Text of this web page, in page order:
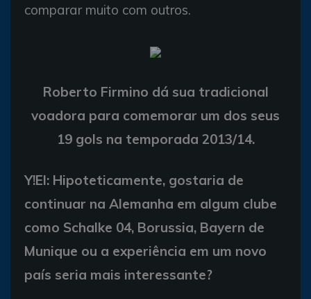
comparar muito com outros.
Roberto Firmino dá sua tradicional
voadora para comemorar um dos seus
19 gols na temporada 2013/14.
Y!EI: Hipoteticamente, gostaria de
continuar na Alemanha em algum clube
como Schalke 04, Borussia, Bayern de
Munique ou a experiência em um novo
país seria mais interessante?